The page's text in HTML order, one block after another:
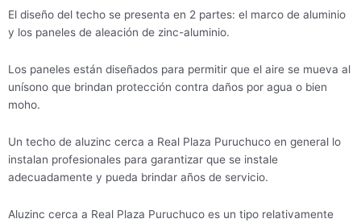
El diseño del techo se presenta en 2 partes: el marco de aluminio
y los paneles de aleación de zinc-aluminio.
Los paneles están diseñados para permitir que el aire se mueva al
unísono que brindan protección contra daños por agua o bien
moho.
Un techo de aluzinc cerca a Real Plaza Puruchuco en general lo
instalan profesionales para garantizar que se instale
adecuadamente y pueda brindar años de servicio.
Aluzinc cerca a Real Plaza Puruchuco es un tipo relativamente